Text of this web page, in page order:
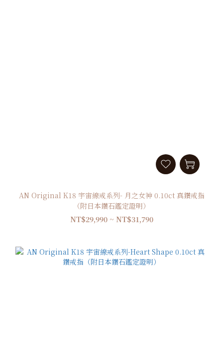
AN Original K18 宇宙線戒系列- 月之女神 0.10ct 真鑽戒指
（附日本鑽石鑑定證明）
NT$29,990 ~ NT$31,790